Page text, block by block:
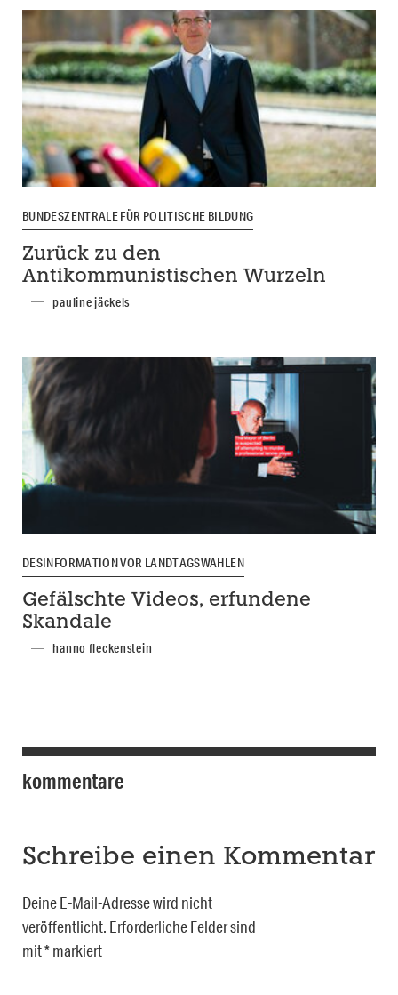
BUNDESZENTRALE FÜR POLITISCHE BILDUNG
Zurück zu den
Antikommunistischen Wurzeln
pauline jäckels
DESINFORMATION VOR LANDTAGSWAHLEN
Gefälschte Videos, erfundene
Skandale
hanno fleckenstein
kommentare
Schreibe einen Kommentar
Deine E-Mail-Adresse wird nicht
veröffentlicht. Erforderliche Felder sind
mit*markiert